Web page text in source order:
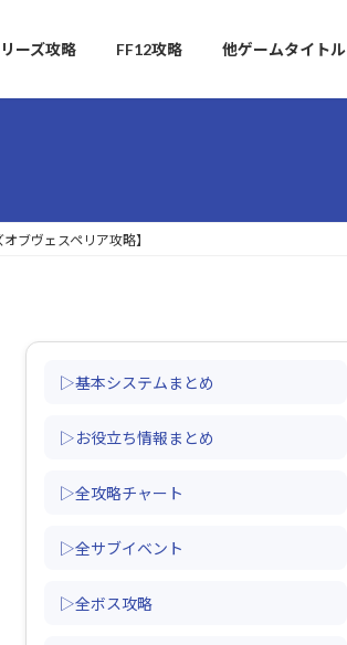
ーズ攻略 FF12攻略 他ゲームタイトル
ブヴェスペリア攻略】
▷基本システムまとめ
▷お役立ち情報まとめ
▷全攻略チャート
▷全サブイベント
▷全ボス攻略